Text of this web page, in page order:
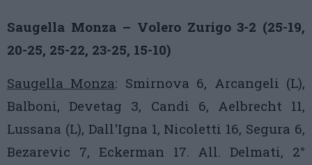
Saugella Monza – Volero Zurigo 3-2 (25-19,
20-25, 25-22, 23-25, 15-10)
Saugella Monza: Smirnova 6, Arcangeli (L),
Balboni, Devetag 3, Candi 6, Aelbrecht 11,
Lussana (L), Dall'Igna 1, Nicoletti 16, Segura 6,
Bezarevic 7, Eckerman 17. All. Delmati, 2°